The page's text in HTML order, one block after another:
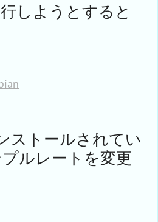
しようとすると
ストールされてい
ルレートを変更